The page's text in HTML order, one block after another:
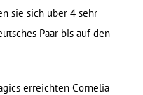
sie sich über 4 sehr
Paar bis auf den
erreichten Cornelia